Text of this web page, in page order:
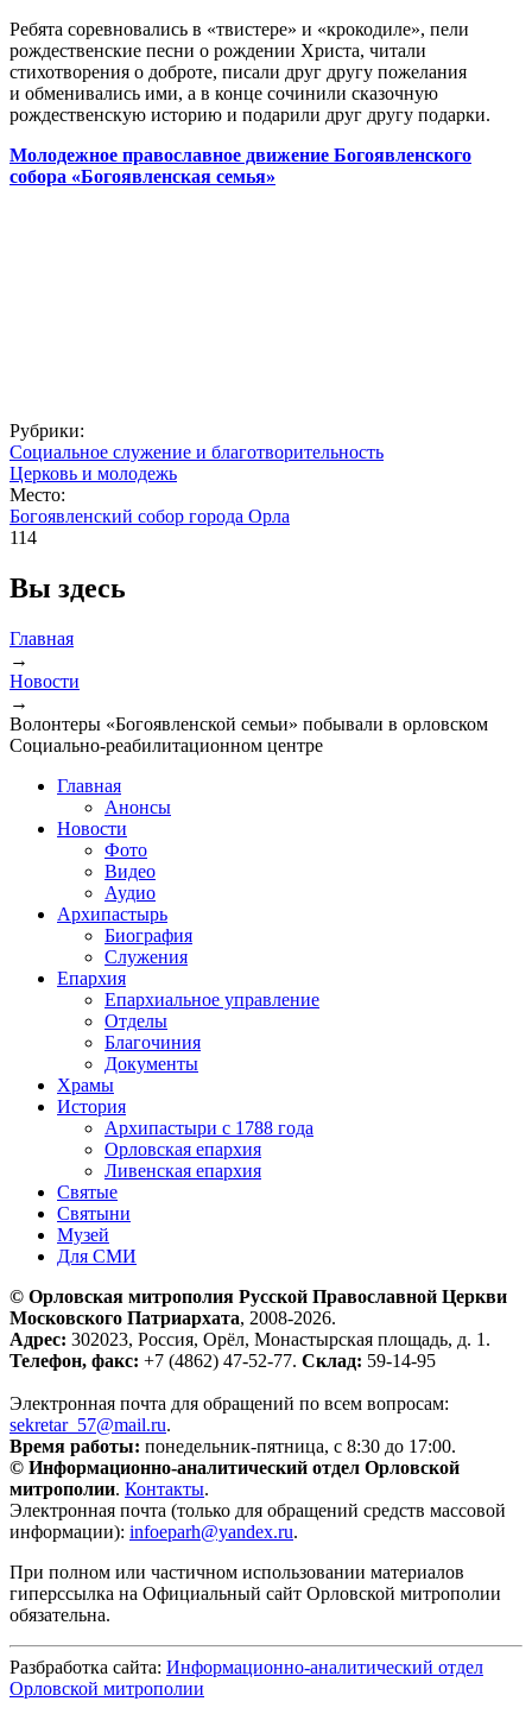
Ребята соревновались в «твистере» и «крокодиле», пели
рождественские песни о рождении Христа, читали
стихотворения о доброте, писали друг другу пожелания
и обменивались ими, а в конце сочинили сказочную
рождественскую историю и подарили друг другу подарки.
Молодежное православное движение Богоявленского
собора «Богоявленская семья»
Рубрики:
Социальное служение и благотворительность
Церковь и молодежь
Место:
Богоявленский собор города Орла
114
Вы здесь
Главная
→
Новости
→
Волонтеры «Богоявленской семьи» побывали в орловском
Социально-реабилитационном центре
Главная
Анонсы
Новости
Фото
Видео
Аудио
Архипастырь
Биография
Служения
Епархия
Епархиальное управление
Отделы
Благочиния
Документы
Храмы
История
Архипастыри с 1788 года
Орловская епархия
Ливенская епархия
Святые
Святыни
Музей
Для СМИ
© Орловская митрополия Русской Православной Церкви
Московского Патриархата, 2008-2026.
Адрес: 302023, Россия, Орёл, Монастырская площадь, д. 1.
Телефон, факс: +7 (4862) 47-52-77. Склад: 59-14-95
Электронная почта для обращений по всем вопросам:
sekretar_57@mail.ru.
Время работы: понедельник-пятница, с 8:30 до 17:00.
© Информационно-аналитический отдел Орловской
митрополии. Контакты.
Электронная почта (только для обращений средств массовой
информации): infoeparh@yandex.ru.
При полном или частичном использовании материалов
гиперссылка на Официальный сайт Орловской митрополии
обязательна.
Разбработка сайта: Информационно-аналитический отдел
Орловской митрополии